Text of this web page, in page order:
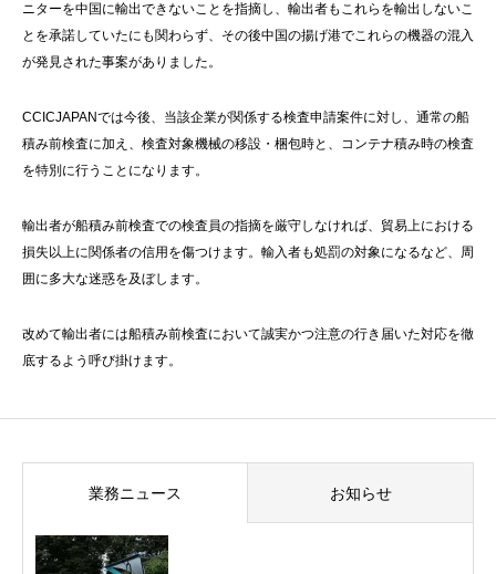
ニターを中国に輸出できないことを指摘し、輸出者もこれらを輸出しないこ
とを承諾していたにも関わらず、その後中国の揚げ港でこれらの機器の混入
が発見された事案がありました。
CCICJAPANでは今後、当該企業が関係する検査申請案件に対し、通常の船
積み前検査に加え、検査対象機械の移設・梱包時と、コンテナ積み時の検査
を特別に行うことになります。
輸出者が船積み前検査での検査員の指摘を厳守しなければ、貿易上における
損失以上に関係者の信用を傷つけます。輸入者も処罰の対象になるなど、周
囲に多大な迷惑を及ぼします。
改めて輸出者には船積み前検査において誠実かつ注意の行き届いた対応を徹
底するよう呼び掛けます。
業務ニュース お知らせ